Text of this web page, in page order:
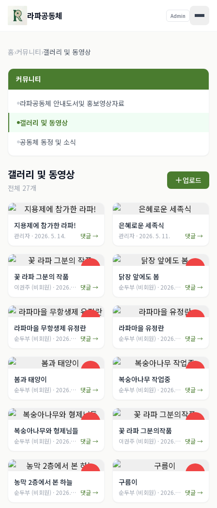
라파공동체 Admin
홈›커뮤니티›갤러리 및 동영상
커뮤니티
라파공동체 안내도서및 홍보영상자료
갤러리 및 동영상
공동체 동정 및 소식
갤러리 및 동영상
전체 27개
업로드
지용제에 참가한 라파!
관리자 · 2026. 5. 14. 댓글 →
은혜로운 세족식
관리자 · 2026. 5. 11. 댓글 →
꽃 라파 그분의 작품
이권주 (비회원) · 2026. 4. 15. 댓글 →
닭장 앞에도 봄
순두부 (비회원) · 2026. 4. 15. 댓글 →
라파마을 무항생제 유정란
순두부 (비회원) · 2026. 4. 15. 댓글 →
라파마을 유정란
순두부 (비회원) · 2026. 4. 15. 댓글 →
봄과 태양이
순두부 (비회원) · 2026. 4. 15. 댓글 →
복숭아나무 작업중
순두부 (비회원) · 2026. 4. 15. 댓글 →
복숭아나무와 형제님들
순두부 (비회원) · 2026. 4. 15. 댓글 →
꽃 라파 그분의작품
이권주 (비회원) · 2026. 4. 14. 댓글 →
농막 2층에서 본 하늘
순두부 (비회원) · 2026. 4. 11. 댓글 →
구름이
순두부 (비회원) · 2026. 4. 11. 댓글 →